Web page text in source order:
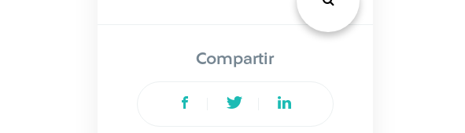
Compartir